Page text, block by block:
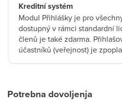
Kreditní systém
Modul Přihlášky je pro
dostupný v rámci standardní
členů je také zdarma.
účastníků (veřejnost) je
Potrebna dovoljenja